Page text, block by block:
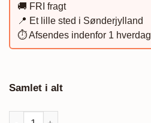
🚚 FRI fragt
📍 Et lille sted i Sønderjylland
⏱️ Afsendes indenfor 1 hverdag
Samlet i alt
Navneplakat, traktor #1 antal